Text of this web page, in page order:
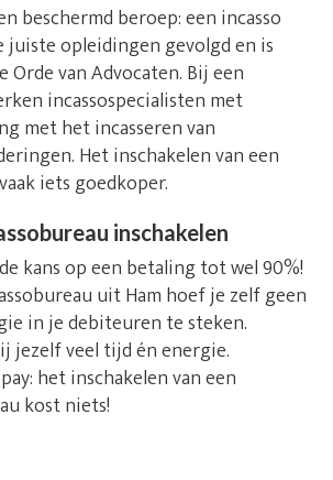
beschermd beroep: een incasso
juiste opleidingen gevolgd en is
Orde van Advocaten. Bij een
incassospecialisten met
met het incasseren van
Het inschakelen van een
iets goedkoper.
inschakelen
kans op een betaling tot wel 90%!
uit Ham hoef je zelf geen
in je debiteuren te steken.
jezelf veel tijd én energie.
het inschakelen van een
kost niets!